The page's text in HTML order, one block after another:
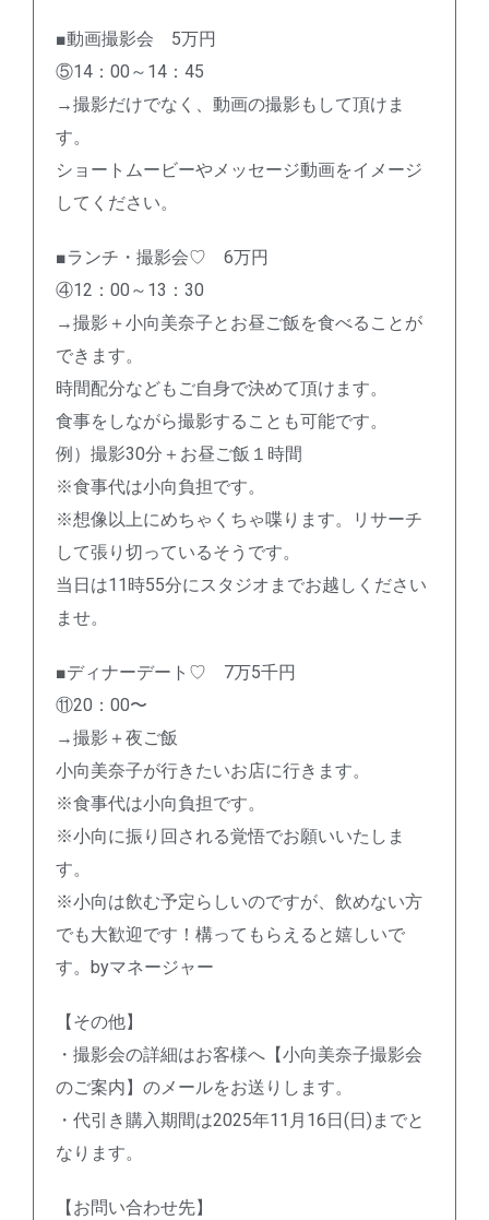
■動画撮影会 5万円
⑤14：00～14：45
→撮影だけでなく、動画の撮影もして頂けま
す。
ショートムービーやメッセージ動画をイメージ
してください。
■ランチ・撮影会♡ 6万円
④12：00～13：30
→撮影＋小向美奈子とお昼ご飯を食べることが
できます。
時間配分などもご自身で決めて頂けます。
食事をしながら撮影することも可能です。
例）撮影30分＋お昼ご飯１時間
※食事代は小向負担です。
※想像以上にめちゃくちゃ喋ります。リサーチ
して張り切っているそうです。
当日は11時55分にスタジオまでお越しください
ませ。
■ディナーデート♡ 7万5千円
⑪20：00〜
→撮影＋夜ご飯
小向美奈子が行きたいお店に行きます。
※食事代は小向負担です。
※小向に振り回される覚悟でお願いいたしま
す。
※小向は飲む予定らしいのですが、飲めない方
でも大歓迎です！構ってもらえると嬉しいで
す。byマネージャー
【その他】
・撮影会の詳細はお客様へ【小向美奈子撮影会
のご案内】のメールをお送りします。
・代引き購入期間は2025年11月16日(日)までと
なります。
【お問い合わせ先】